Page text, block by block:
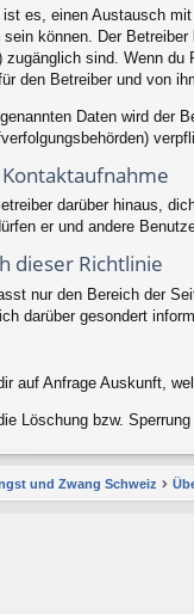
es, einen Austausch
können. Der
sind. Wenn du
den Betreiber und von
Daten wird der
darüber hinaus,
er und andere
dieser Richtlinie
nur den Bereich der
darüber gesondert
auf Anfrage Auskunft,
Löschung bzw.
und Zwang Schweiz